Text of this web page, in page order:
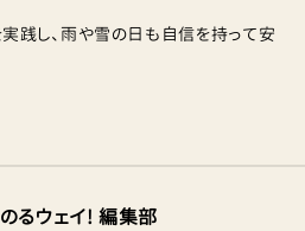
践し、雨や雪の日も自信を持って安
のるウェイ! 編集部